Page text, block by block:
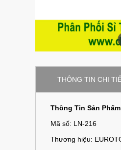
THÔNG TIN CHI
Thông Tin Sản
Mã số: LN-216
Thương hiệu: